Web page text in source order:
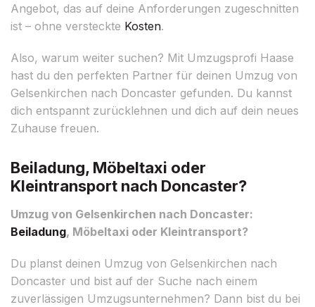
Angebot, das auf deine Anforderungen zugeschnitten
ist – ohne versteckte Kosten.
Also, warum weiter suchen? Mit Umzugsprofi Haase
hast du den perfekten Partner für deinen Umzug von
Gelsenkirchen nach Doncaster gefunden. Du kannst
dich entspannt zurücklehnen und dich auf dein neues
Zuhause freuen.
Beiladung, Möbeltaxi oder
Kleintransport nach Doncaster?
Umzug von Gelsenkirchen nach Doncaster:
Beiladung, Möbeltaxi oder Kleintransport?
Du planst deinen Umzug von Gelsenkirchen nach
Doncaster und bist auf der Suche nach einem
zuverlässigen Umzugsunternehmen? Dann bist du bei